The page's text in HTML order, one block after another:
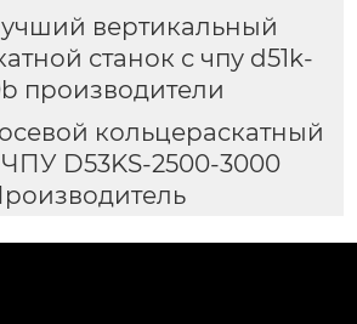
вертикальный
станок с чпу d51k-
производители
кольцераскатный
ЧПУ D53KS-2500-3000